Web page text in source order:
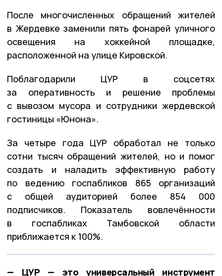
После многочисленных обращений жителей
в Жердевке заменили пять фонарей уличного
освещения на хоккейной площадке,
расположенной на улице Кировской.
Поблагодарили ЦУР в соцсетях
за оперативность и решение проблемы
с вывозом мусора и сотрудники жердевской
гостиницы «Юнона».
За четыре года ЦУР обработал не только
сотни тысяч обращений жителей, но и помог
создать и наладить эффективную работу
по ведению госпабликов 865 организаций
с общей аудиторией более 854 000
подписчиков. Показатель вовлечённости
в госпабликах Тамбовской области
приближается к 100%.
— ЦУР — это универсальный инструмент